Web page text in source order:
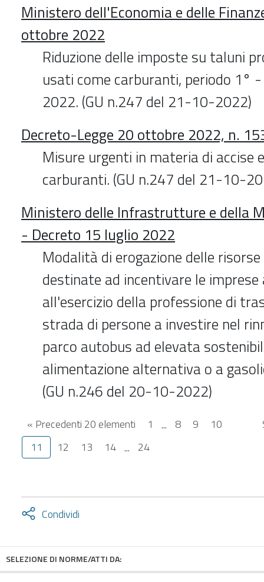
Ministero dell'Economia e delle
ottobre 2022
Riduzione delle imposte su taluni
usati come carburanti, periodo 1°
2022. (GU n.247 del 21-10-2022)
Decreto-Legge 20 ottobre 2022, n.
Misure urgenti in materia di accise
carburanti. (GU n.247 del 21-10-
Ministero delle Infrastrutture e della
- Decreto 15 luglio 2022
Modalità di erogazione delle
destinate ad incentivare le
all'esercizio della professione di
strada di persone a investire nel
parco autobus ad elevata
alimentazione alternativa o a
(GU n.246 del 20-10-2022)
« Precedenti 20 elementi 1 ... 8 9
10
11
12 13 14 ... 24
Condividi
Attiva
SELEZIONE DI NORME/ATTI DA: